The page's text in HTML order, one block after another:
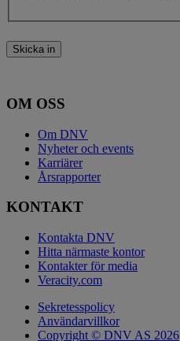
Skicka in
OM OSS
Om DNV
Nyheter och events
Karriärer
Årsrapporter
KONTAKT
Kontakta DNV
Hitta närmaste kontor
Kontakter för media
Veracity.com
Sekretesspolicy
Användarvillkor
Copyright © DNV AS 2026